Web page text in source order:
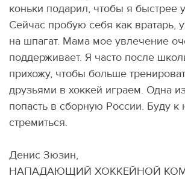
коньки подарил, чтобы я быстрее
Сейчас пробую себя как вратарь,
на шпагат. Мама мое увлечение
поддерживает. Я часто после
прихожу, чтобы больше
друзьями в хоккей играем. Одна
попасть в сборную России. Буду к
стремиться.
Денис Зюзин,
НАПАДАЮЩИЙ ХОККЕЙНОЙ